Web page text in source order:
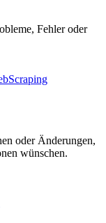
Fehler oder
oder Änderungen,
wünschen.